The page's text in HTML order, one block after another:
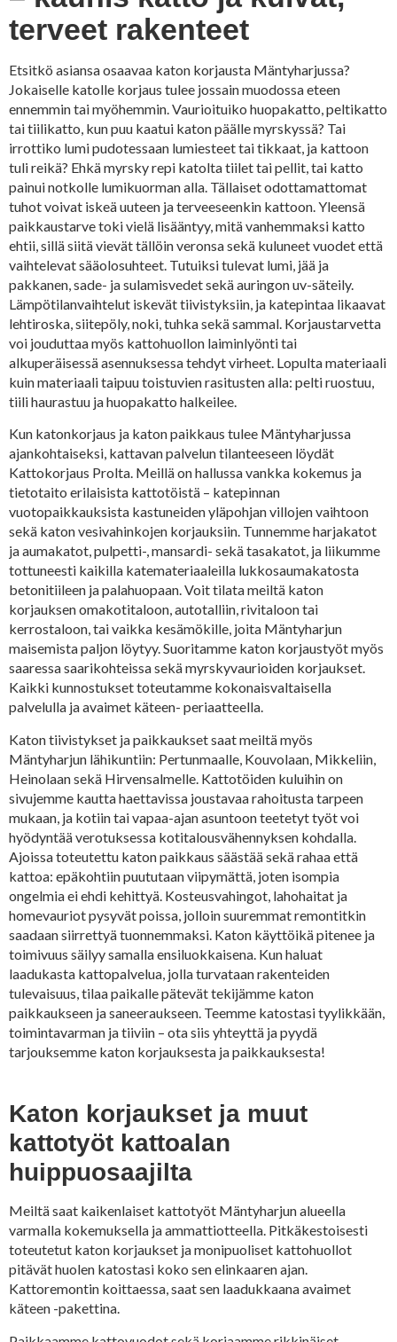
terveet rakenteet
Etsitkö asiansa osaavaa katon korjausta Mäntyharjussa?
Jokaiselle katolle korjaus tulee jossain muodossa eteen
ennemmin tai myöhemmin. Vaurioituiko huopakatto, peltikatto
tai tiilikatto, kun puu kaatui katon päälle myrskyssä? Tai
irrottiko lumi pudotessaan lumiesteet tai tikkaat, ja kattoon
tuli reikä? Ehkä myrsky repi katolta tiilet tai pellit, tai katto
painui notkolle lumikuorman alla. Tällaiset odottamattomat
tuhot voivat iskeä uuteen ja terveeseenkin kattoon. Yleensä
paikkaustarve toki vielä lisääntyy, mitä vanhemmaksi katto
ehtii, sillä siitä vievät tällöin veronsa sekä kuluneet vuodet että
vaihtelevat sääolosuhteet. Tutuiksi tulevat lumi, jää ja
pakkanen, sade- ja sulamisvedet sekä auringon uv-säteily.
Lämpötilanvaihtelut iskevät tiivistyksiin, ja katepintaa likaavat
lehtiroska, siitepöly, noki, tuhka sekä sammal. Korjaustarvetta
voi jouduttaa myös kattohuollon laiminlyönti tai
alkuperäisessä asennuksessa tehdyt virheet. Lopulta materiaali
kuin materiaali taipuu toistuvien rasitusten alla: pelti ruostuu,
tiili haurastuu ja huopakatto halkeilee.
Kun katonkorjaus ja katon paikkaus tulee Mäntyharjussa
ajankohtaiseksi, kattavan palvelun tilanteeseen löydät
Kattokorjaus Prolta. Meillä on hallussa vankka kokemus ja
tietotaito erilaisista kattotöistä – katepinnan
vuotopaikkauksista kastuneiden yläpohjan villojen vaihtoon
sekä katon vesivahinkojen korjauksiin. Tunnemme harjakatot
ja aumakatot, pulpetti-, mansardi- sekä tasakatot, ja liikumme
tottuneesti kaikilla katemateriaaleilla lukkosaumakatosta
betonitiileen ja palahuopaan. Voit tilata meiltä katon
korjauksen omakotitaloon, autotalliin, rivitaloon tai
kerrostaloon, tai vaikka kesämökille, joita Mäntyharjun
maisemista paljon löytyy. Suoritamme katon korjaustyöt myös
saaressa saarikohteissa sekä myrskyvaurioiden korjaukset.
Kaikki kunnostukset toteutamme kokonaisvaltaisella
palvelulla ja avaimet käteen- periaatteella.
Katon tiivistykset ja paikkaukset saat meiltä myös
Mäntyharjun lähikuntiin: Pertunmaalle, Kouvolaan, Mikkeliin,
Heinolaan sekä Hirvensalmelle. Kattotöiden kuluihin on
sivujemme kautta haettavissa joustavaa rahoitusta tarpeen
mukaan, ja kotiin tai vapaa-ajan asuntoon teetetyt työt voi
hyödyntää verotuksessa kotitalousvähennyksen kohdalla.
Ajoissa toteutettu katon paikkaus säästää sekä rahaa että
kattoa: epäkohtiin puututaan viipymättä, joten isompia
ongelmia ei ehdi kehittyä. Kosteusvahingot, lahohaitat ja
homevauriot pysyvät poissa, jolloin suuremmat remontitkin
saadaan siirrettyä tuonnemmaksi. Katon käyttöikä pitenee ja
toimivuus säilyy samalla ensiluokkaisena. Kun haluat
laadukasta kattopalvelua, jolla turvataan rakenteiden
tulevaisuus, tilaa paikalle pätevät tekijämme katon
paikkaukseen ja saneeraukseen. Teemme katostasi tyylikkään,
toimintavarman ja tiiviin – ota siis yhteyttä ja pyydä
tarjouksemme katon korjauksesta ja paikkauksesta!
Katon korjaukset ja muut
kattotyöt kattoalan
huippuosaajilta
Meiltä saat kaikenlaiset kattotyöt Mäntyharjun alueella
varmalla kokemuksella ja ammattiotteella. Pitkäkestoisesti
toteutetut katon korjaukset ja monipuoliset kattohuollot
pitävät huolen katostasi koko sen elinkaaren ajan.
Kattoremontin koittaessa, saat sen laadukkaana avaimet
käteen -pakettina.